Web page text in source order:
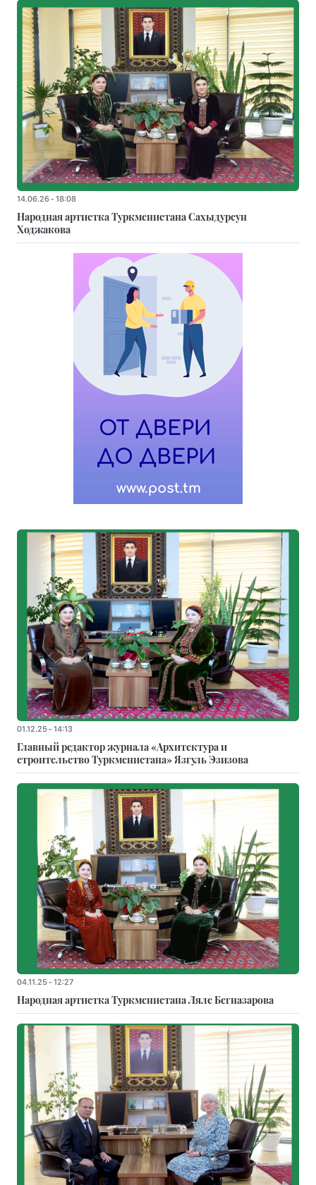
14.06.26 - 18:08
Народная артистка Туркменистана Сахыдурсун
Ходжакова
01.12.25 - 14:13
Главный редактор журнала «Архитектура и
строительство Туркменистана» Язгуль Эзизова
04.11.25 - 12:27
Народная артистка Туркменистана Ляле Бегназарова